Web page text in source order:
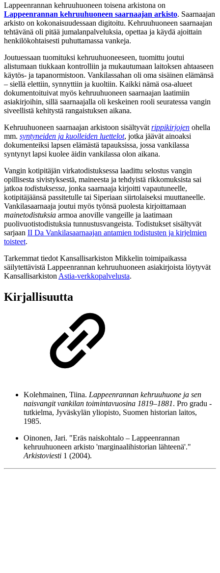
Lappeenrannan kehruuhuoneen toisena arkistona on
Lappeenrannan kehruuhuoneen saarnaajan arkisto. Saarnaajan
arkisto on kokonaisuudessaan digitoitu. Kehruuhuoneen saarnaajan
tehtävänä oli pitää jumalanpalveluksia, opettaa ja käydä ajoittain
henkilökohtaisesti puhuttamassa vankeja.
Joutuessaan tuomituksi kehruuhuoneeseen, tuomittu joutui
alistumaan tiukkaan kontrolliin ja mukautumaan laitoksen ahtaaseen
käytös- ja tapanormistoon. Vankilassahan oli oma sisäinen elämänsä
– siellä elettiin, synnyttiin ja kuoltiin. Kaikki nämä osa-alueet
dokumentoituivat myös kehruuhuoneen saarnaajan laatimiin
asiakirjoihin, sillä saarnaajalla oli keskeinen rooli seuratessa vangin
siveellistä kehitystä rangaistuksen aikana.
Kehruuhuoneen saarnaajan arkistoon sisältyvät rippikirjojen ohella
mm. syntyneiden ja kuolleiden luettelot, jotka jäävät ainoaksi
dokumenteiksi lapsen elämästä tapauksissa, jossa vankilassa
syntynyt lapsi kuolee äidin vankilassa olon aikana.
Vangin kotipitäjän virkatodistuksessa laadittu selostus vangin
opillisesta sivistyksestä, maineesta ja tehdyistä rikkomuksista sai
jatkoa todistuksessa, jonka saarnaaja kirjoitti vapautuneelle,
kotipitäjäänsä passitetulle tai Siperiaan siirtolaiseksi muuttaneelle.
Vankilasaarnaaja joutui myös työnsä puolesta kirjoittamaan
mainetodistuksia armoa anoville vangeille ja laatimaan
puolivuotistodistuksia tunnustusvangeista. Todistukset sisältyvät
sarjaan II Da Vankilasaarnaajan antamien todistusten ja kirjelmien
toisteet.
Tarkemmat tiedot Kansallisarkiston Mikkelin toimipaikassa
säilytettävistä Lappeenrannan kehruuhuoneen asiakirjoista löytyvät
Kansallisarkiston Astia-verkkopalvelusta.
Kirjallisuutta
Kolehmainen, Tiina. Lappeenrannan kehruuhuone ja sen
naisvangit vankilan toimintavuosina 1819–1881. Pro gradu -
tutkielma, Jyväskylän yliopisto, Suomen historian laitos,
1985.
Oinonen, Jari. "Eräs naiskohtalo – Lappeenrannan
kehruuhuoneen arkisto 'marginaalihistorian lähteenä'."
Arkistoviesti 1 (2004).